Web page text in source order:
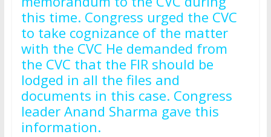
this time. Congress urged the CVC
to take cognizance of the matter
with the CVC He demanded from
the CVC that the FIR should be
lodged in all the files and
documents in this case. Congress
leader Anand Sharma gave this
information.